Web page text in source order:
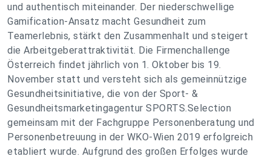
und authentisch miteinander. Der niederschwellige
Gamification-Ansatz macht Gesundheit zum
Teamerlebnis, stärkt den Zusammenhalt und steigert
die Arbeitgeberattraktivität. Die Firmenchallenge
Österreich findet jährlich von 1. Oktober bis 19.
November statt und versteht sich als gemeinnützige
Gesundheitsinitiative, die von der Sport- &
Gesundheitsmarketingagentur SPORTS.Selection
gemeinsam mit der Fachgruppe Personenberatung und
Personenbetreuung in der WKO-Wien 2019 erfolgreich
etabliert wurde. Aufgrund des großen Erfolges wurde